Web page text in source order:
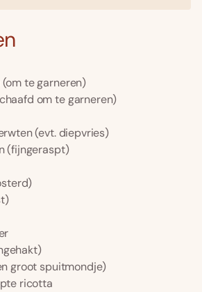
te garneren)
om te garneren)
(evt. diepvries)
(fijngeraspt)
groot spuitmondje)
ricotta